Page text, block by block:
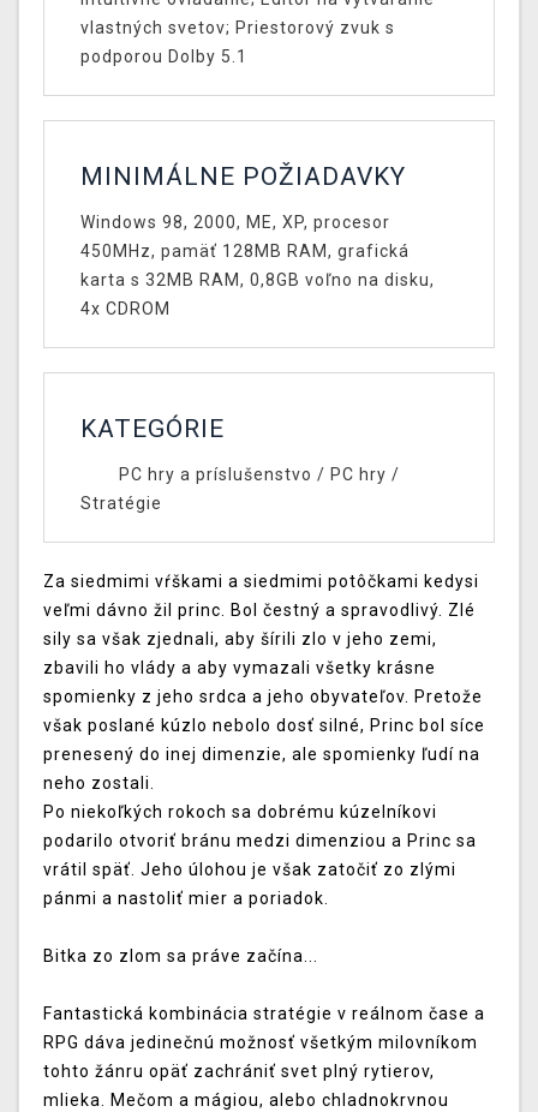
vlastných svetov; Priestorový zvuk s
podporou Dolby 5.1
MINIMÁLNE POŽIADAVKY
Windows 98, 2000, ME, XP, procesor
450MHz, pamäť 128MB RAM, grafická
karta s 32MB RAM, 0,8GB voľno na disku,
4x CDROM
KATEGÓRIE
PC hry a príslušenstvo / PC hry /
Stratégie
Za siedmimi vŕškami a siedmimi potôčkami kedysi
veľmi dávno žil princ. Bol čestný a spravodlivý. Zlé
sily sa však zjednali, aby šírili zlo v jeho zemi,
zbavili ho vlády a aby vymazali všetky krásne
spomienky z jeho srdca a jeho obyvateľov. Pretože
však poslané kúzlo nebolo dosť silné, Princ bol síce
prenesený do inej dimenzie, ale spomienky ľudí na
neho zostali.
Po niekoľkých rokoch sa dobrému kúzelníkovi
podarilo otvoriť bránu medzi dimenziou a Princ sa
vrátil späť. Jeho úlohou je však zatočiť zo zlými
pánmi a nastoliť mier a poriadok.
Bitka zo zlom sa práve začína...
Fantastická kombinácia stratégie v reálnom čase a
RPG dáva jedinečnú možnosť všetkým milovníkom
tohto žánru opäť zachrániť svet plný rytierov,
mlieka. Mečom a mágiou, alebo chladnokrvnou